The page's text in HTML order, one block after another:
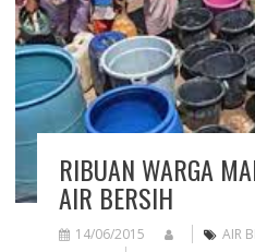
RIBUAN WARGA
AIR BERSIH
14/06/2015 AIR